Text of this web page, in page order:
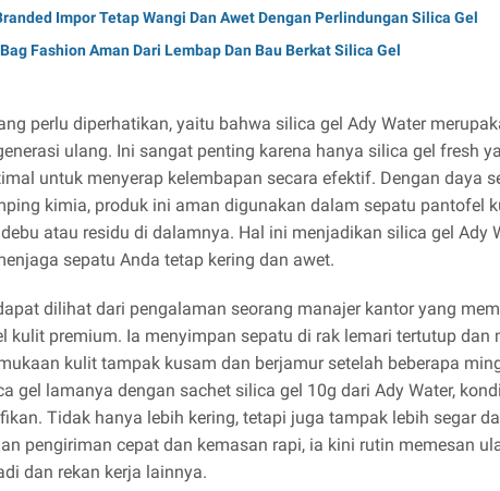
Impor Tetap Wangi Dan Awet Dengan Perlindungan Silica Gel
Fashion Aman Dari Lembap Dan Bau Berkat Silica Gel
perlu diperhatikan, yaitu bahwa silica gel Ady Water
ulang. Ini sangat penting karena hanya silica gel fresh
untuk menyerap kelembapan secara efektif. Dengan daya
kimia, produk ini aman digunakan dalam sepatu pantofel
atau residu di dalamnya. Hal ini menjadikan silica gel Ady
sepatu Anda tetap kering dan awet.
dilihat dari pengalaman seorang manajer kantor yang
kulit premium. Ia menyimpan sepatu di rak lemari tertutup dan
kulit tampak kusam dan berjamur setelah beberapa
gel lamanya dengan sachet silica gel 10g dari Ady Water,
Tidak hanya lebih kering, tetapi juga tampak lebih segar
pengiriman cepat dan kemasan rapi, ia kini rutin memesan
dan rekan kerja lainnya.